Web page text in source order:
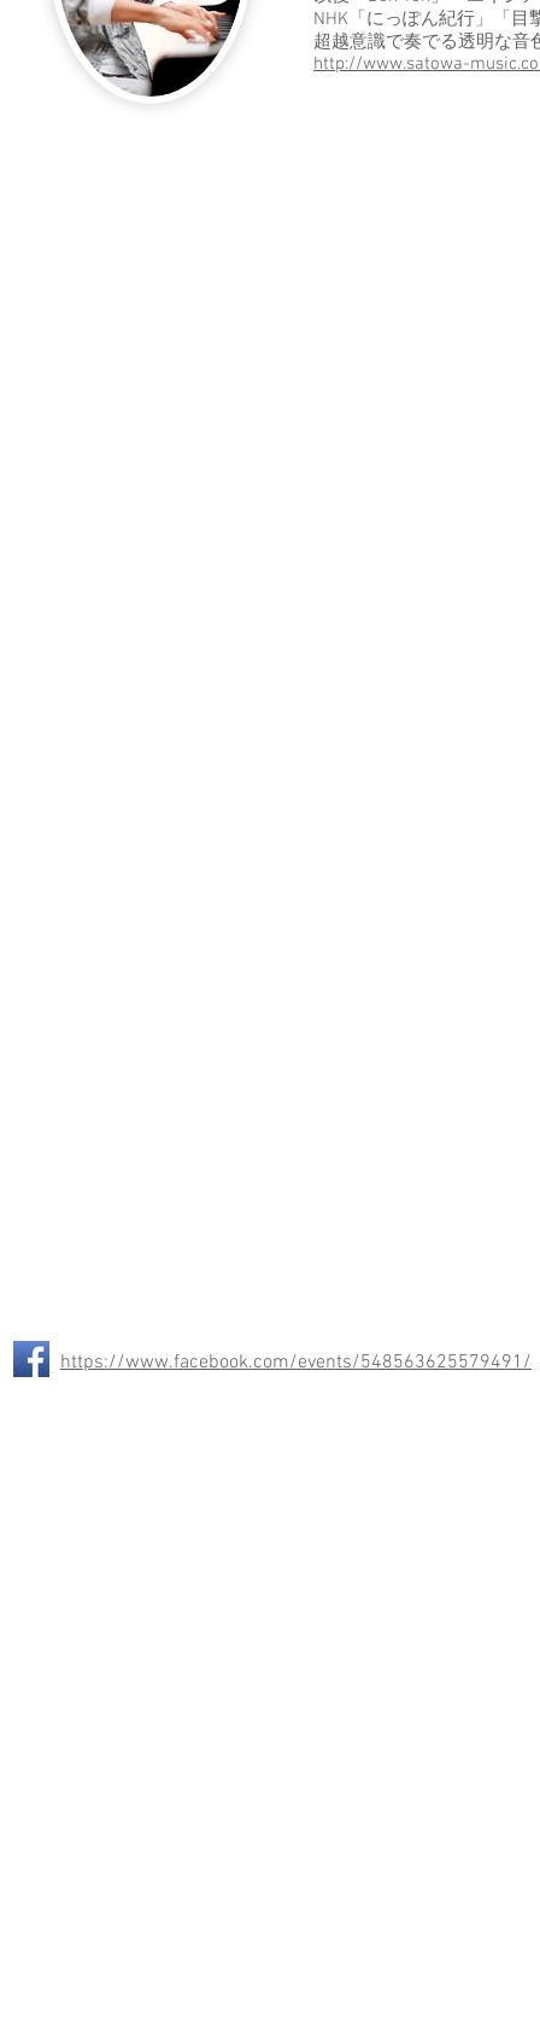
NHK「にっぽん紀行」「
超越意識で奏でる透明な音
http://www.satowa-
https://www.facebook.com/events/548563625579491/